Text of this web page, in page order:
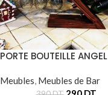
PORTE BOUTEILLE ANGEL
Meubles, Meubles de Bar